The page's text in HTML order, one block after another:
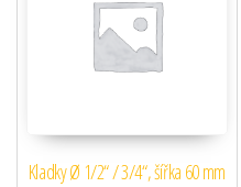
Kladky Ø 1/2“ / 3/4“, šířka 60 mm